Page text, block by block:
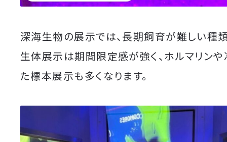
深海生物の展示では、長期飼育が難しい種
生体展示は期間限定感が強く、ホルマリン
た標本展示も多くなります。